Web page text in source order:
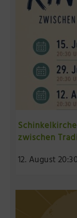
zwischen
12. August